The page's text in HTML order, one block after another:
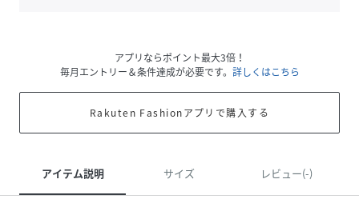
アプリならポイント最大3倍！
毎月エントリー＆条件達成が必要です。 詳しくはこちら
Rakuten Fashionアプリで購入する
アイテム説明 サイズ レビュー(-)